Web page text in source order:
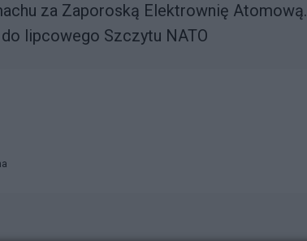
za Zaporoską Elektrownię Atomową.
lipcowego Szczytu NATO